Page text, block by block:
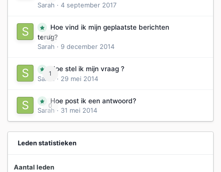
Sarah · 4 september 2017
0
Hoe vind ik mijn geplaatste berichten
terug?
Sarah · 9 december 2014
1
Hoe stel ik mijn vraag ?
Sarah
· 29 mei 2014
0
Hoe post ik een antwoord?
Sarah · 31 mei 2014
Leden statistieken
Aantal leden